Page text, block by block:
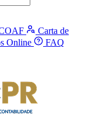
Carta de
Online FAQ